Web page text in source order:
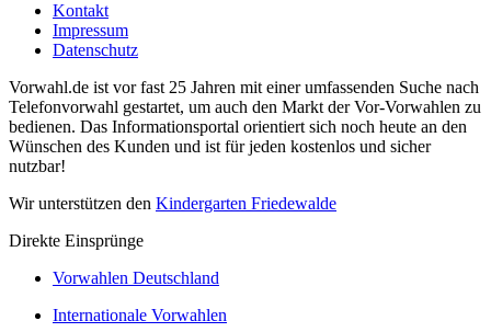
Kontakt
Impressum
Datenschutz
Vorwahl.de ist vor fast 25 Jahren mit einer umfassenden Suche nach
Telefonvorwahl gestartet, um auch den Markt der Vor-Vorwahlen zu
bedienen. Das Informationsportal orientiert sich noch heute an den
Wünschen des Kunden und ist für jeden kostenlos und sicher
nutzbar!
Wir unterstützen den Kindergarten Friedewalde
Direkte Einsprünge
Vorwahlen Deutschland
Internationale Vorwahlen